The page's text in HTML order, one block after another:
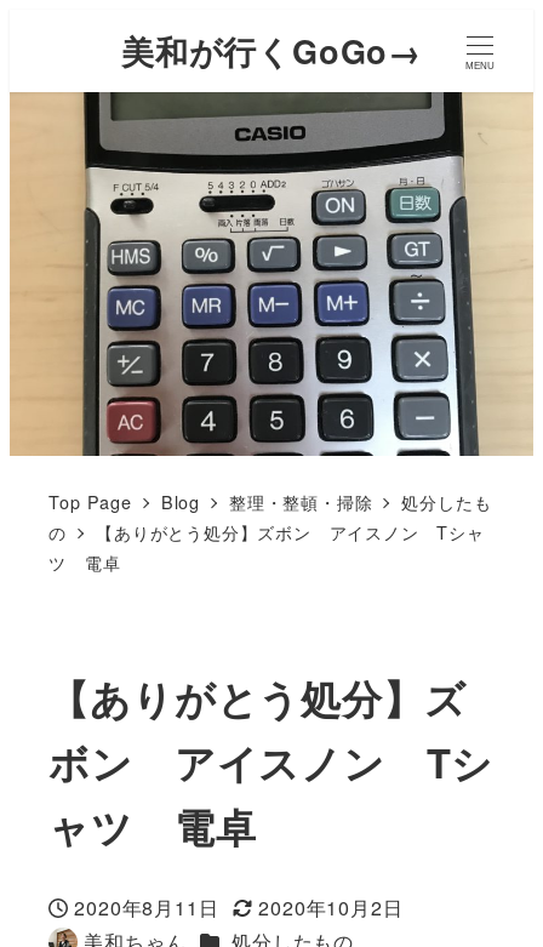
美和が行くGoGo→ MENU
Top Page Blog 整理・整頓・掃除
処分したも
の
【ありがとう処分】ズボン アイスノン Tシャ
ツ 電卓
【ありがとう処分】ズ
ボン アイスノン Tシ
ャツ 電卓
投稿日
2020年8月11日
更新日
2020年10月2日
美和ちゃん カテゴリー
処分したもの